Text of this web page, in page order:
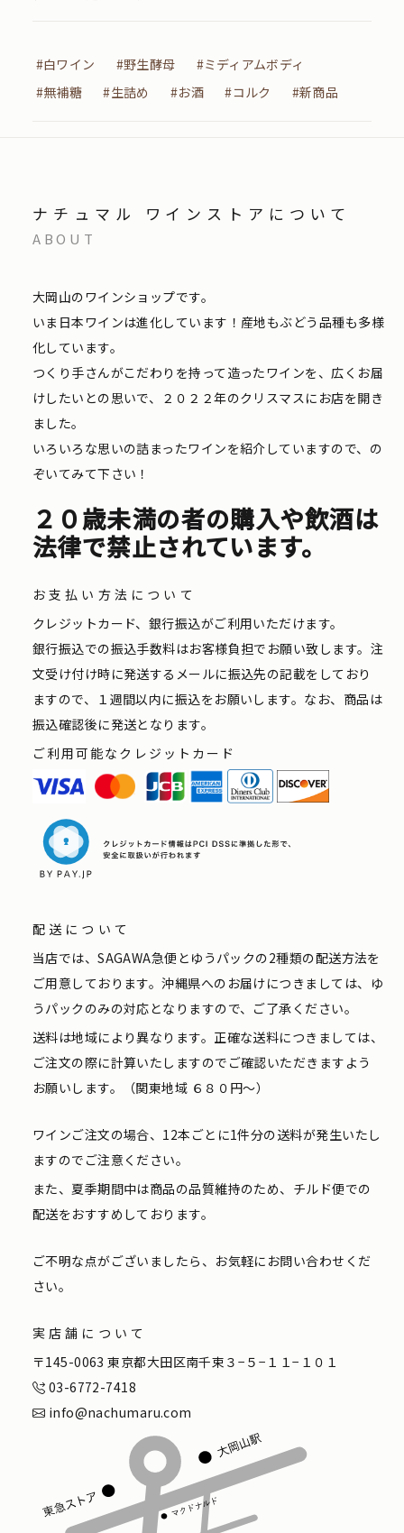
#白ワイン #野生酵母
#ミディアムボディ
#無補糖
#生詰め #お酒 #コルク #新商品
ナチュマル ワインストアについて
ABOUT
大岡山のワインショップです。
いま日本ワインは進化しています！産地もぶどう品種も多様
化しています。
つくり手さんがこだわりを持って造ったワインを、広くお届
けしたいとの思いで、２０２２年のクリスマスにお店を開き
ました。
いろいろな思いの詰まったワインを紹介していますので、の
ぞいてみて下さい！
２０歳未満の者の購入や飲酒は
法律で禁止されています。
お支払い方法について
クレジットカード、銀行振込がご利用いただけます。
銀行振込での振込手数料はお客様負担でお願い致します。注
文受け付け時に発送するメールに振込先の記載をしており
ますので、１週間以内に振込をお願いします。なお、商品は
振込確認後に発送となります。
ご利用可能なクレジットカード
配送について
当店では、SAGAWA急便とゆうパックの2種類の配送方法を
ご用意しております。沖縄県へのお届けにつきましては、ゆ
うパックのみの対応となりますので、ご了承ください。
送料は地域により異なります。正確な送料につきましては、
ご注文の際に計算いたしますのでご確認いただきますよう
お願いします。（関東地域 ６８０円〜）
ワインご注文の場合、12本ごとに1件分の送料が発生いたし
ますのでご注意ください。
また、夏季期間中は商品の品質維持のため、チルド便での
配送をおすすめしております。
ご不明な点がございましたら、お気軽にお問い合わせくだ
さい。
実店舗について
〒145-0063 東京都大田区南千束３−５−１１−１０１
03-6772-7418
info@nachumaru.com